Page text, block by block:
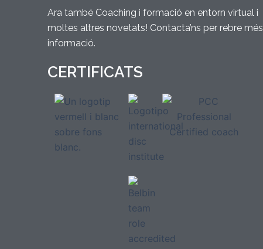
Ara també Coaching i formació en entorn virtual i
moltes altres novetats! Contacta’ns per rebre més
informació.
CERTIFICATS